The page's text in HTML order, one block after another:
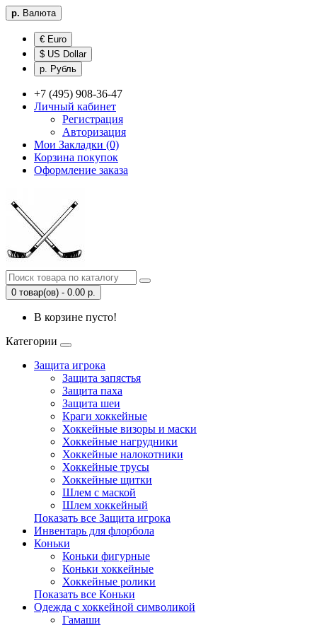
р. Валюта
€ Euro
$ US Dollar
р. Рубль
+7 (495) 908-36-47
Личный кабинет
Регистрация
Авторизация
Мои Закладки (0)
Корзина покупок
Оформление заказа
0 товар(ов) - 0.00 р.
В корзине пусто!
Категории
Защита игрока
Защита запястья
Защита паха
Защита шеи
Краги хоккейные
Хоккейные визоры и маски
Хоккейные нагрудники
Хоккейные налокотники
Хоккейные трусы
Хоккейные щитки
Шлем с маской
Шлем хоккейный
Показать все Защита игрока
Инвентарь для флорбола
Коньки
Коньки фигурные
Коньки хоккейные
Хоккейные ролики
Показать все Коньки
Одежда с хоккейной символикой
Гамаши